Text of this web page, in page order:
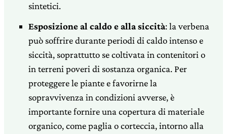
sintetici.
Esposizione al caldo e alla siccità: la verbena
può soffrire durante periodi di caldo intenso e
siccità, soprattutto se coltivata in contenitori o
in terreni poveri di sostanza organica. Per
proteggere le piante e favorirne la
sopravvivenza in condizioni avverse, è
importante fornire una copertura di materiale
organico, come paglia o corteccia, intorno alla